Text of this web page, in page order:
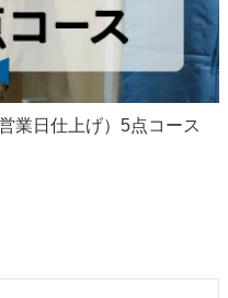
業日仕上げ）5点コース